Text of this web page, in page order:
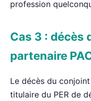
profession
Cas 3 : décès
partenaire
Le décès du
titulaire du PER de